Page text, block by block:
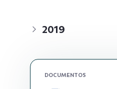
2019
DOCUMENTOS